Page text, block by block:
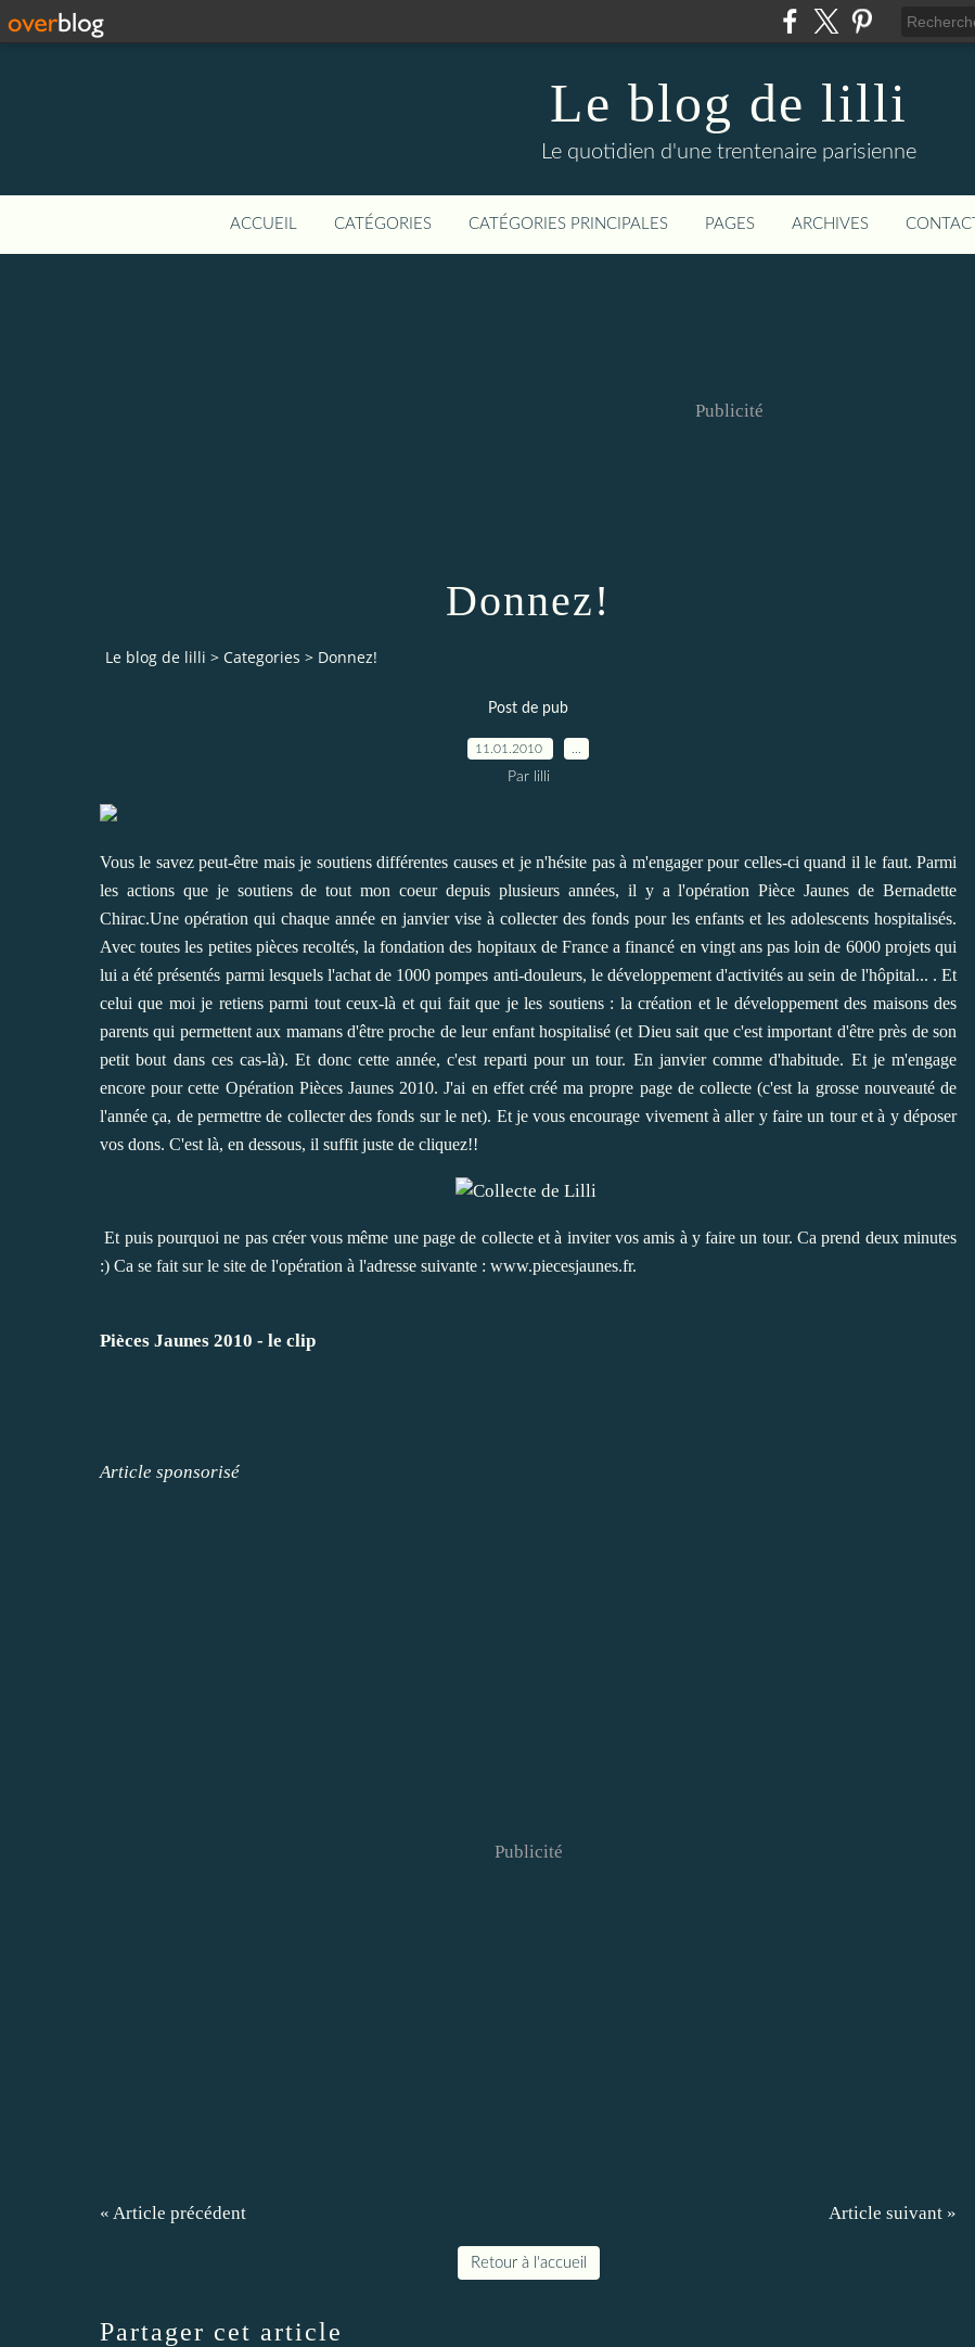
Le blog de lilli
Le quotidien d'une trentenaire parisienne
ACCUEIL CATÉGORIES CATÉGORIES PRINCIPALES PAGES ARCHIVES CONTACT
Publicité
Donnez!
Le blog de lilli > Categories > Donnez!
Post de pub
11.01.2010
Par lilli
Vous le savez peut-être mais je soutiens différentes causes et je n'hésite pas à m'engager pour celles-ci quand il le faut. Parmi
les actions que je soutiens de tout mon coeur depuis plusieurs années, il y a l'opération Pièce Jaunes de Bernadette
Chirac.Une opération qui chaque année en janvier vise à collecter des fonds pour les enfants et les adolescents hospitalisés.
Avec toutes les petites pièces recoltés, la fondation des hopitaux de France a financé en vingt ans pas loin de 6000 projets qui
lui a été présentés parmi lesquels l'achat de 1000 pompes anti-douleurs, le développement d'activités au sein de l'hôpital... . Et
celui que moi je retiens parmi tout ceux-là et qui fait que je les soutiens : la création et le développement des maisons des
parents qui permettent aux mamans d'être proche de leur enfant hospitalisé (et Dieu sait que c'est important d'être près de son
petit bout dans ces cas-là). Et donc cette année, c'est reparti pour un tour. En janvier comme d'habitude. Et je m'engage
encore pour cette Opération Pièces Jaunes 2010. J'ai en effet créé ma propre page de collecte (c'est la grosse nouveauté de
l'année ça, de permettre de collecter des fonds sur le net). Et je vous encourage vivement à aller y faire un tour et à y déposer
vos dons. C'est là, en dessous, il suffit juste de cliquez!!
Et puis pourquoi ne pas créer vous même une page de collecte et à inviter vos amis à y faire un tour. Ca prend deux minutes
:) Ca se fait sur le site de l'opération à l'adresse suivante : www.piecesjaunes.fr.
Pièces Jaunes 2010 - le clip
Article sponsorisé
Publicité
« Article précédent Article suivant »
Retour à l'accueil
Partager cet article